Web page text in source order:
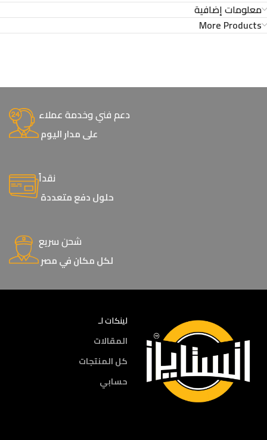
معلومات إضافية
More Products
دعم فني وخدمة عملاء
على مدار اليوم
نقداً
حلول دفع متعددة
شحن سريع
لكل مكان في مصر
لينكات لـ
المقالات
كل المنتجات
حسابي